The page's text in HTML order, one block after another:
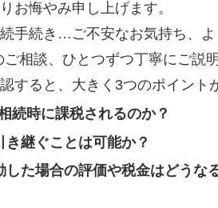
お悔やみ申し上げます。
手続き…ご不安なお気持ち、よ
相談、ひとつずつ丁寧にご説明
すると、大きく3つのポイント
続時に課税されるのか？
継ぐことは可能か？
た場合の評価や税金はどうな